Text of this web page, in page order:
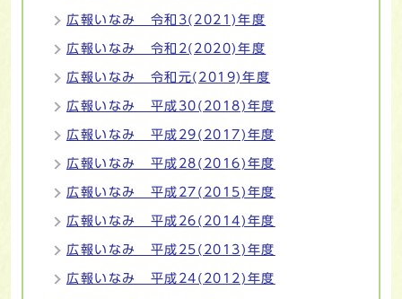
広報いなみ 令和3(2021)年度
広報いなみ 令和2(2020)年度
広報いなみ 令和元(2019)年度
広報いなみ 平成30(2018)年度
広報いなみ 平成29(2017)年度
広報いなみ 平成28(2016)年度
広報いなみ 平成27(2015)年度
広報いなみ 平成26(2014)年度
広報いなみ 平成25(2013)年度
広報いなみ 平成24(2012)年度